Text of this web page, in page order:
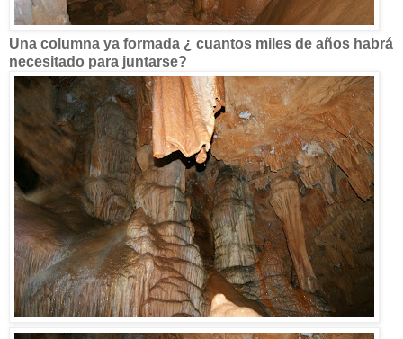
Una columna ya formada ¿ cuantos miles de años habrá
necesitado para juntarse?